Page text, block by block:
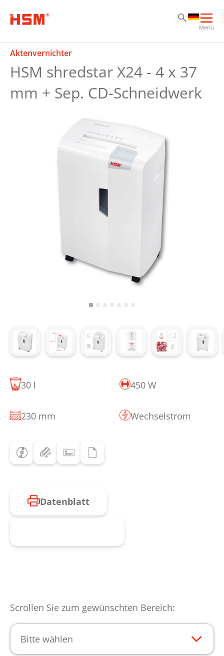
Menü
Aktenvernichter
HSM shredstar X24 - 4 x 37
mm + Sep. CD-Schneidwerk
30 l 450 W
230 mm Wechselstrom
Datenblatt
Scrollen Sie zum gewünschten Bereich:
Bitte wählen